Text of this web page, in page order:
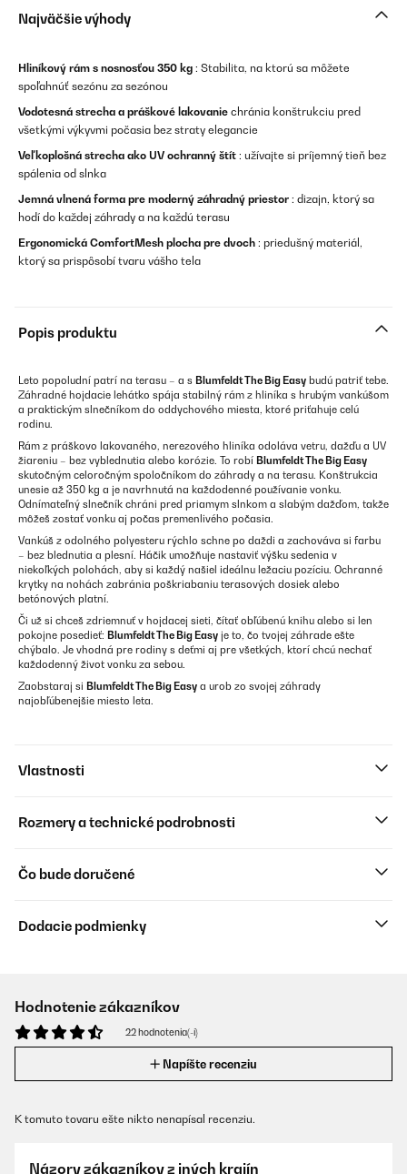
Najväčšie výhody
Hliníkový rám s nosnosťou 350 kg : Stabilita, na ktorú sa môžete
spoľahnúť sezónu za sezónou
Vodotesná strecha a práškové lakovanie chránia konštrukciu pred
všetkými výkyvmi počasia bez straty elegancie
Veľkoplošná strecha ako UV ochranný štít : užívajte si príjemný tieň bez
spálenia od slnka
Jemná vlnená forma pre moderný záhradný priestor : dizajn, ktorý sa
hodí do každej záhrady a na každú terasu
Ergonomická ComfortMesh plocha pre dvoch : priedušný materiál,
ktorý sa prispôsobí tvaru vášho tela
Popis produktu
Leto popoludní patrí na terasu – a s Blumfeldt The Big Easy budú patriť tebe.
Záhradné hojdacie lehátko spája stabilný rám z hliníka s hrubým vankúšom
a praktickým slnečníkom do oddychového miesta, ktoré priťahuje celú
rodinu.
Rám z práškovo lakovaného, nerezového hliníka odoláva vetru, dažďu a UV
žiareniu – bez vyblednutia alebo korózie. To robí Blumfeldt The Big Easy
skutočným celoročným spoločníkom do záhrady a na terasu. Konštrukcia
unesie až 350 kg a je navrhnutá na každodenné používanie vonku.
Odnímateľný slnečník chráni pred priamym slnkom a slabým dažďom, takže
môžeš zostať vonku aj počas premenlivého počasia.
Vankúš z odolného polyesteru rýchlo schne po daždi a zachováva si farbu
– bez blednutia a plesní. Háčik umožňuje nastaviť výšku sedenia v
niekoľkých polohách, aby si každý našiel ideálnu ležaciu pozíciu. Ochranné
krytky na nohách zabránia poškriabaniu terasových dosiek alebo
betónových platní.
Či už si chceš zdriemnuť v hojdacej sieti, čítať obľúbenú knihu alebo si len
pokojne posedieť: Blumfeldt The Big Easy je to, čo tvojej záhrade ešte
chýbalo. Je vhodná pre rodiny s deťmi aj pre všetkých, ktorí chcú nechať
každodenný život vonku za sebou.
Zaobstaraj si Blumfeldt The Big Easy a urob zo svojej záhrady
najobľúbenejšie miesto leta.
Vlastnosti
Rozmery a technické podrobnosti
Čo bude doručené
Dodacie podmienky
Hodnotenie zákazníkov
22 hodnotenia(-í)
Napíšte recenziu
K tomuto tovaru ešte nikto nenapísal recenziu.
Názory zákazníkov z iných krajín